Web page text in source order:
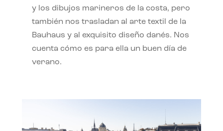
y los dibujos marineros de la costa, pero
también nos trasladan al arte textil de la
Bauhaus y al exquisito diseño danés. Nos
cuenta cómo es para ella un buen día de
verano.